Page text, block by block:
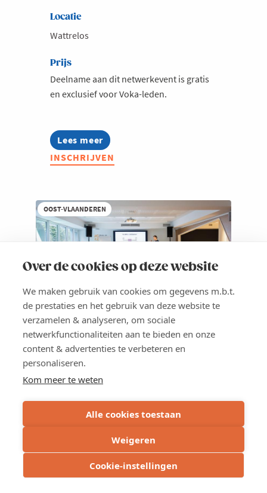
Over de cookies op deze website
We maken gebruik van cookies om gegevens m.b.t.
de prestaties en het gebruik van deze website te
verzamelen & analyseren, om sociale
netwerkfunctionaliteiten aan te bieden en onze
content & advertenties te verbeteren en
personaliseren.
Kom meer te weten
Alle cookies toestaan
Weigeren
Cookie-instellingen
Locatie
Wattrelos
Prijs
Deelname aan dit netwerkevent is gratis
en exclusief voor Voka-leden.
Lees meer
about
What's
Hot
Frankrijk
bij
Dewaflex
INSCHRIJVEN
OOST-VLAANDEREN
Smarketing Event
Sales en marketing die écht
samenwerken, daar ontstaan de sterkste
resultaten. Op het Smarketing Event